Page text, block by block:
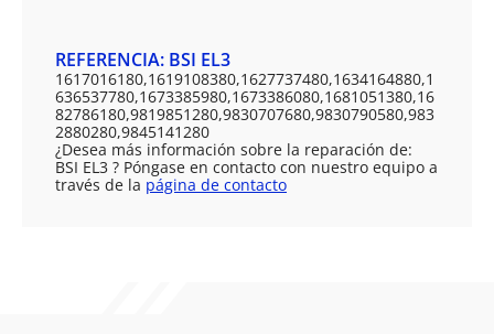
REFERENCIA: BSI EL3
1617016180,1619108380,1627737480,1634164880,1
636537780,1673385980,1673386080,1681051380,16
82786180,9819851280,9830707680,9830790580,983
2880280,9845141280
¿Desea más información sobre la reparación de:
BSI EL3 ? Póngase en contacto con nuestro equipo a
través de la página de contacto